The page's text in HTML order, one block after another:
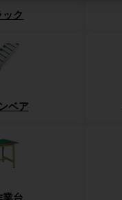
ック
ベア
業台